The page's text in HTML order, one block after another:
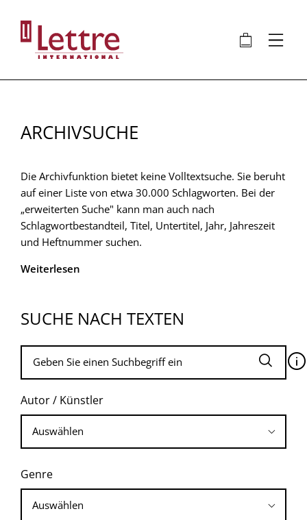
Inhalt
🛍 ⋮
ARCHIVSUCHE
Die Archivfunktion bietet keine Volltextsuche. Sie beruht
auf einer Liste von etwa 30.000 Schlagworten. Bei der
„erweiterten Suche" kann man auch nach
Schlagwortbestandteil, Titel, Untertitel, Jahr, Jahreszeit
und Heftnummer suchen.
Weiterlesen
SUCHE NACH TEXTEN
🛈
Autor / Künstler
Genre